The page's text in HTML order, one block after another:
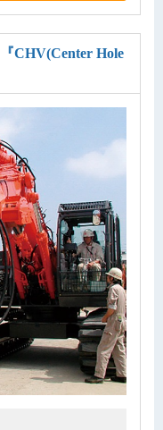
『CHV(Center Hole